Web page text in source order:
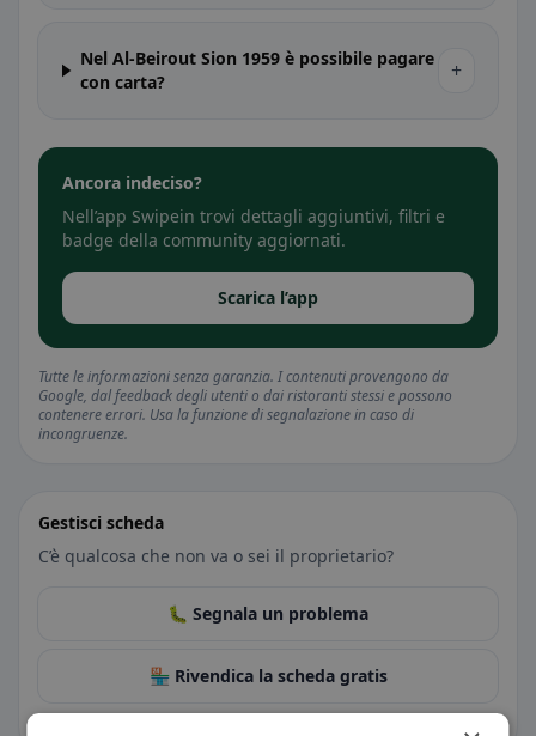
Nel Al-Beirout Sion 1959 è possibile pagare
con carta?
+
Ancora indeciso?
Nell’app Swipein trovi dettagli aggiuntivi, filtri e
badge della community aggiornati.
Scarica l’app
Tutte le informazioni senza garanzia. I contenuti provengono da
Google, dal feedback degli utenti o dai ristoranti stessi e possono
contenere errori. Usa la funzione di segnalazione in caso di
incongruenze.
Gestisci scheda
C’è qualcosa che non va o sei il proprietario?
🐛 Segnala un problema
🏪 Rivendica la scheda gratis